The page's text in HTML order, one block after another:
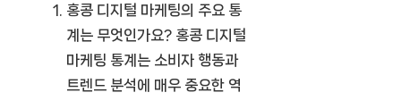
홍콩 디지털 마케팅의 주요 통
계는 무엇인가요? 홍콩 디지털
마케팅 통계는 소비자 행동과
트렌드 분석에 매우 중요한 역